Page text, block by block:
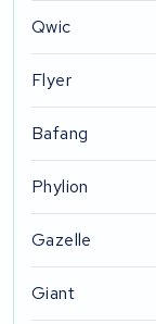
Qwic
Flyer
Bafang
Phylion
Gazelle
Giant